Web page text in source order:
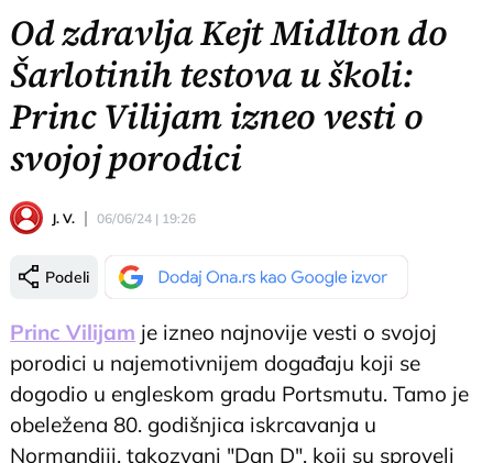
Od zdravlja Kejt Midlton do
Šarlotinih testova u školi:
Princ Vilijam izneo vesti o
svojoj porodici
J. V. 06/06/24 | 19:26
Podeli
Princ Vilijam je izneo najnovije vesti o svojoj
porodici u najemotivnijem događaju koji se
dogodio u engleskom gradu Portsmutu. Tamo je
obeležena 80. godišnjica iskrcavanja u
Normandiji, takozvani "Dan D", koji su sproveli